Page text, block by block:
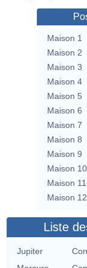
Maison 1
Maison 2
Maison 3
Maison 4
Maison 5
Maison 6
Maison 7
Maison 8
Maison 9
Maison 10
Maison 11
Maison 12
Liste
Jupiter